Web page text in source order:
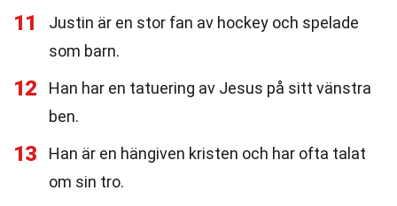
11
Justin är en stor fan av hockey och spelade
som barn.
12
Han har en tatuering av Jesus på sitt vänstra
ben.
13
Han är en hängiven kristen och har ofta talat
om sin tro.